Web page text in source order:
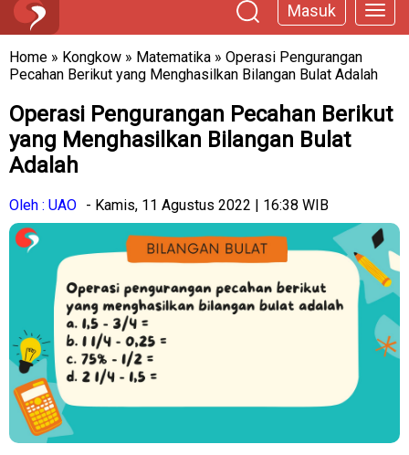
Masuk
Home » Kongkow » Matematika » Operasi Pengurangan
Pecahan Berikut yang Menghasilkan Bilangan Bulat Adalah
Operasi Pengurangan Pecahan Berikut
yang Menghasilkan Bilangan Bulat
Adalah
Oleh : UAO - Kamis, 11 Agustus 2022 | 16:38 WIB